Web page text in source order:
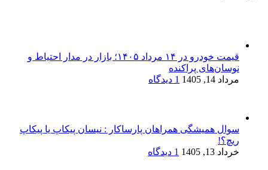
قیمت خودرو در ۱۴ مرداد ۱۴۰۵؛ بازار در مدار احتیاط و
نوسان‌های پراکنده
مرداد 14, 1405
1 دیدگاه
سوال همیشگی همراهان پارساکار : نیسان پیکاپ یا پیکاپ
ریچ؟!
خرداد 13, 1405
1 دیدگاه